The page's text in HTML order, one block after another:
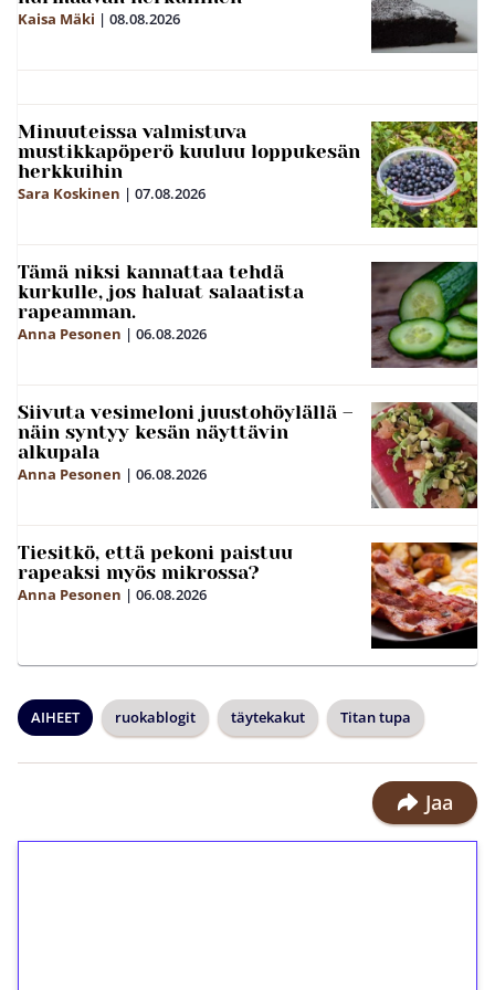
Kaisa Mäki | 08.08.2026
Minuuteissa valmistuva
mustikkapöperö kuuluu loppukesän
herkkuihin
Sara Koskinen | 07.08.2026
Tämä niksi kannattaa tehdä
kurkulle, jos haluat salaatista
rapeamman.
Anna Pesonen | 06.08.2026
Siivuta vesimeloni juustohöylällä –
näin syntyy kesän näyttävin
alkupala
Anna Pesonen | 06.08.2026
Tiesitkö, että pekoni paistuu
rapeaksi myös mikrossa?
Anna Pesonen | 06.08.2026
AIHEET ruokablogit täytekakut Titan tupa
Jaa